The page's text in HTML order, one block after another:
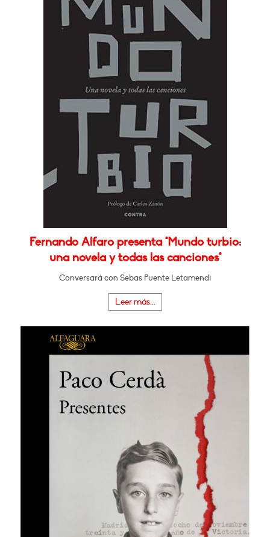
Fernando Alfaro presenta "Mundo turbio:
una novela y todas las canciones"
Conversará con Sebas Puente Letamendi
Leer más...